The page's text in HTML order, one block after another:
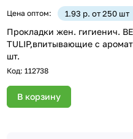
Цена оптом: 1.93 р. от 250 шт
Прокладки жен. гигиенич.
TULIP,впитывающие с ароматом тюльпана 10
шт.
Код:112738
В корзину